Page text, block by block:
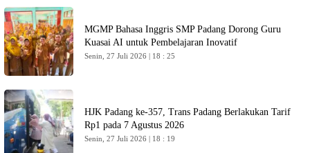
MGMP Bahasa Inggris SMP Padang Dorong Guru
Kuasai AI untuk Pembelajaran Inovatif
Senin, 27 Juli 2026 | 18 : 25
HJK Padang ke-357, Trans Padang Berlakukan Tarif
Rp1 pada 7 Agustus 2026
Senin, 27 Juli 2026 | 18 : 19